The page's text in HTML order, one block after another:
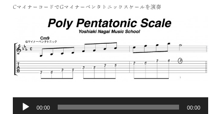
CマイナーコードでGマイナーペンタトニックスケールを演奏
音
00:00 00:00